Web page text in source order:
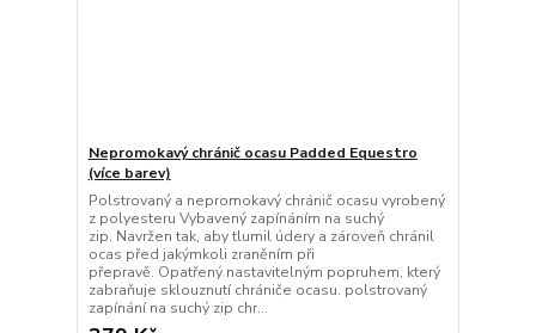
Nepromokavý chránič ocasu Padded Equestro
(více barev)
Polstrovaný a nepromokavý chránič ocasu vyrobený
z polyesteru Vybavený zapínáním na suchý
zip. Navržen tak, aby tlumil údery a zároveň chránil
ocas před jakýmkoli zraněním při
přepravě. Opatřený nastavitelným popruhem, který
zabraňuje sklouznutí chrániče ocasu. polstrovaný
zapínání na suchý zip chr...